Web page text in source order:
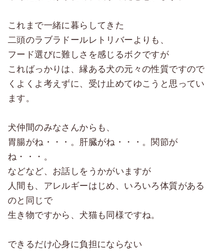
これまで一緒に暮らしてきた
二頭のラブラドールレトリバーよりも、
フード選びに難しさを感じるボクですが
こればっかりは、縁ある犬の元々の性質ですので
くよくよ考えずに、受け止めてゆこうと思ってい
ます。
犬仲間のみなさんからも、
胃腸がね・・・。肝臓がね・・・。関節が
ね・・・。
などなど、お話しをうかがいますが
人間も、アレルギーはじめ、いろいろ体質がある
のと同じで
生き物ですから、犬猫も同様ですね。
できるだけ心身に負担にならない